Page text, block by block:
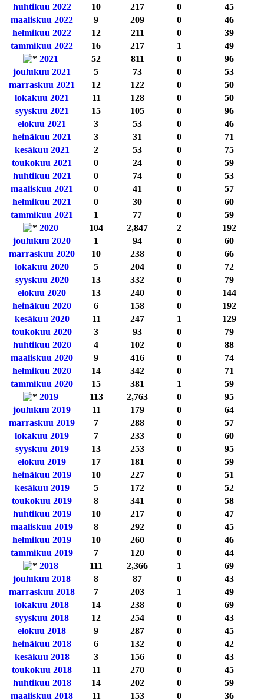
huhtikuu 2022
10 217 0
45
maaliskuu 2022
9 209 0
46
helmikuu 2022
12 211 0
39
tammikuu 2022
16 217 1
49
2021
52 811 0
96
joulukuu 2021
5 73 0
53
marraskuu 2021
12 122 0
50
lokakuu 2021
11 128 0
50
syyskuu 2021
15 105 0
96
elokuu 2021
3 53 0
46
heinäkuu 2021
3 31 0
71
kesäkuu 2021
2 53 0
75
toukokuu 2021
0 24 0
59
huhtikuu 2021
0 74 0
53
maaliskuu 2021
0 41 0
57
helmikuu 2021
0 30 0
60
tammikuu 2021
1 77 0
59
2020
104 2,847 2
192
joulukuu 2020
1 94 0
60
marraskuu 2020
10 238 0
66
lokakuu 2020
5 204 0
72
syyskuu 2020
13 332 0
79
elokuu 2020
13 240 0
144
heinäkuu 2020
6 158 0
192
kesäkuu 2020
11 247 1
129
toukokuu 2020
3 93 0
79
huhtikuu 2020
4 102 0
88
maaliskuu 2020
9 416 0
74
helmikuu 2020
14 342 0
71
tammikuu 2020
15 381 1
59
2019
113 2,763 0
95
joulukuu 2019
11 179 0
64
marraskuu 2019
7 288 0
57
lokakuu 2019
7 233 0
60
syyskuu 2019
13 253 0
95
elokuu 2019
17 181 0
59
heinäkuu 2019
10 227 0
51
kesäkuu 2019
5 172 0
52
toukokuu 2019
8 341 0
58
huhtikuu 2019
10 217 0
47
maaliskuu 2019
8 292 0
45
helmikuu 2019
10 260 0
46
tammikuu 2019
7 120 0
44
2018
111 2,366 1
69
joulukuu 2018
8 87 0
43
marraskuu 2018
7 203 1
49
lokakuu 2018
14 238 0
69
syyskuu 2018
12 254 0
43
elokuu 2018
9 287 0
45
heinäkuu 2018
6 132 0
42
kesäkuu 2018
3 156 0
43
toukokuu 2018
11 270 0
45
huhtikuu 2018
14 202 0
59
maaliskuu 2018
11 153 0 36